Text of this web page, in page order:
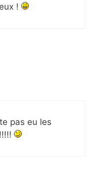
!
pas eu les